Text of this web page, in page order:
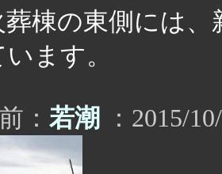
葬棟の東側には
ます。
： 若潮 ：2015/